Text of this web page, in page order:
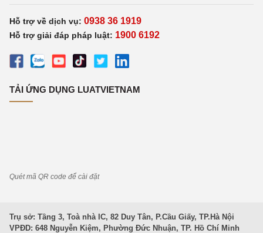
Hỗ trợ về dịch vụ: 0938 36 1919
Hỗ trợ giải đáp pháp luật: 1900 6192
TẢI ỨNG DỤNG LUATVIETNAM
Quét mã QR code để cài đặt
Trụ sở: Tầng 3, Toà nhà IC, 82 Duy Tân, P.Cầu Giấy, TP.Hà Nội
VPĐD: 648 Nguyễn Kiệm, Phường Đức Nhuận, TP. Hồ Chí Minh